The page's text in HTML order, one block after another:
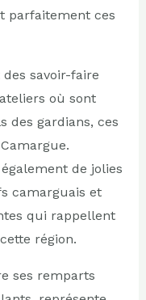
parfaitement ces
savoir-faire
où sont
des gardians, ces
de jolies
camarguais et
qui rappellent
région.
ses remparts